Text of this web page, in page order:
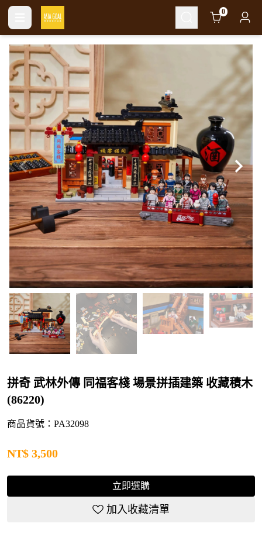
Cart 0
拼奇 武林外傳 同福客棧 場景拼插建築 收藏積木
(86220)
商品貨號：PA32098
NT$ 3,500
立即選購
加入收藏清單